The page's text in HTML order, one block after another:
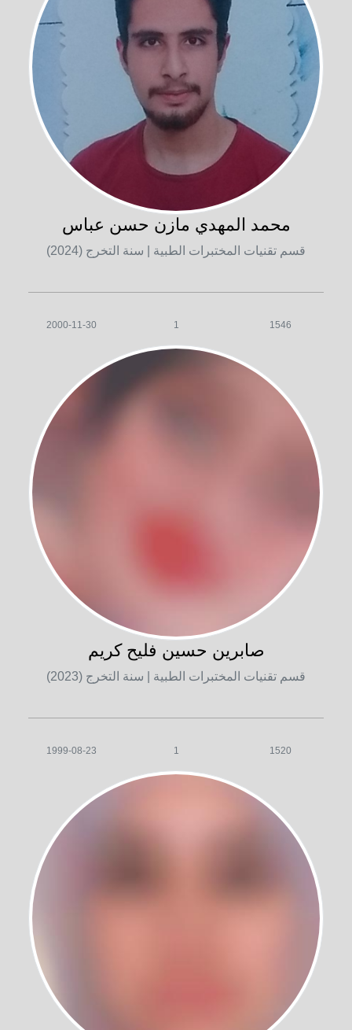
محمد المهدي مازن حسن عباس
قسم تقنيات المختبرات الطبية | سنة التخرج (2024)
1546
1
2000-11-30
صابرين حسين فليح كريم
قسم تقنيات المختبرات الطبية | سنة التخرج (2023)
1520
1
1999-08-23